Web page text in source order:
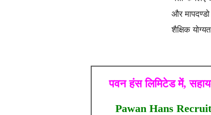
और
शैक्षिक
पवन हंस लिमिटेड में,
Pawan Hans